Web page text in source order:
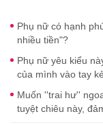
Phụ nữ có hạnh
nhiều tiền"?
Phụ nữ yêu kiểu
của mình vào tay
Muốn ''trai hư''
tuyệt chiêu này,